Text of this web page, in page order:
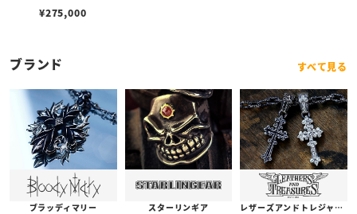
ンビルフォールド w/スカ
¥275,000
ブランド すべて見る
ブラッディマリー スターリンギア レザーズアンドトレジャーズ